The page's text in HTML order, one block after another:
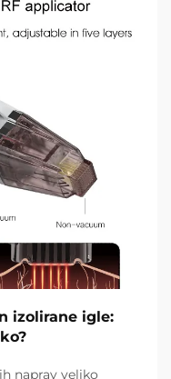
izolirane igle:
naprav veliko